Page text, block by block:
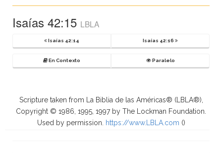
Isaías 42:15 LBLA
Isaías 42:14 Isaías 42:16
En Contexto Paralelo
Scripture taken from La Biblia de las Américas® (LBLA®),
Copyright © 1986, 1995, 1997 by The Lockman Foundation.
Used by permission.
https://www.LBLA.com ()